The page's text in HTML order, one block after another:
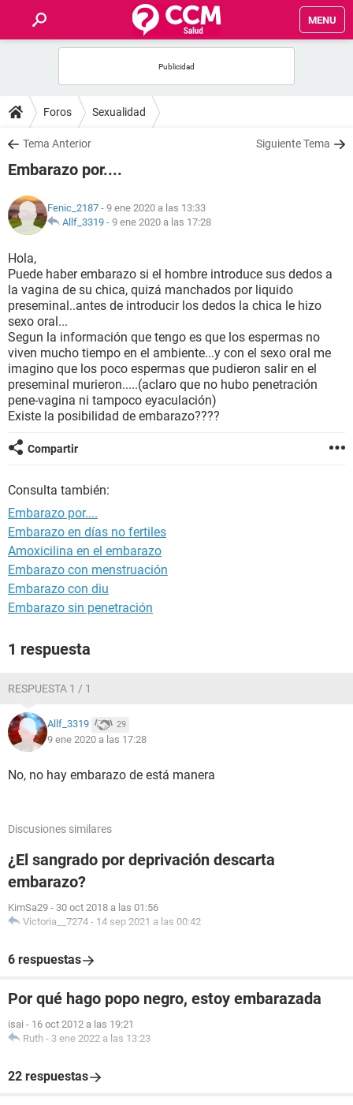
MENU
FOROS
SALUD
NUTRICIÓN
BIENESTAR
SEXUALIDAD
GLOSARIO
Foros Sexualidad
Tema Anterior Siguiente Tema
Embarazo por....
Fenic_2187 - 9 ene 2020 a las 13:33
Allf_3319 - 9 ene 2020 a las 17:28
Hola,
Puede haber embarazo si el hombre introduce sus dedos a
la vagina de su chica, quizá manchados por liquido
preseminal..antes de introducir los dedos la chica le hizo
sexo oral...
Segun la información que tengo es que los espermas no
viven mucho tiempo en el ambiente...y con el sexo oral me
imagino que los poco espermas que pudieron salir en el
preseminal murieron.....(aclaro que no hubo penetración
pene-vagina ni tampoco eyaculación)
Existe la posibilidad de embarazo????
Compartir
Consulta también:
Embarazo por....
Embarazo en días no fertiles
Amoxicilina en el embarazo
Embarazo con menstruación
Embarazo con diu
Embarazo sin penetración
1 respuesta
RESPUESTA 1 / 1
Allf_3319 29
9 ene 2020 a las 17:28
No, no hay embarazo de está manera
Discusiones similares
¿El sangrado por deprivación descarta
embarazo?
KimSa29 - 30 oct 2018 a las 01:56
Victoria__7274 - 14 sep 2021 a las 00:42
6 respuestas
Por qué hago popo negro, estoy embarazada
isai - 16 oct 2012 a las 19:21
Ruth - 3 ene 2022 a las 13:23
22 respuestas